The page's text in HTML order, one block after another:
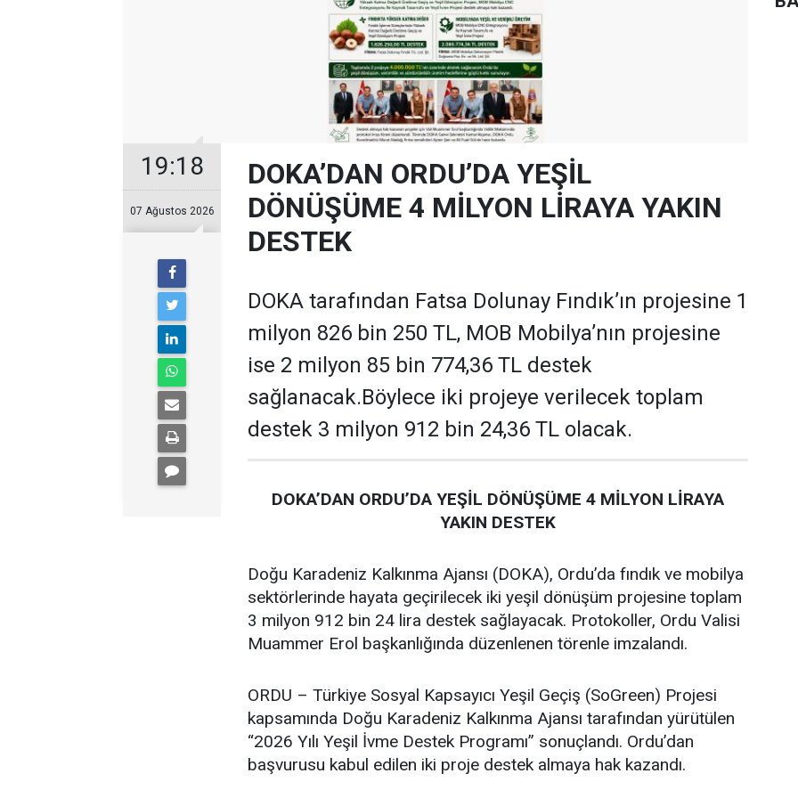
19:18
07 Ağustos 2026
DOKA’DAN ORDU’DA YEŞİL
DÖNÜŞÜME 4 MİLYON LİRAYA YAKIN
DESTEK
DOKA tarafından Fatsa Dolunay Fındık’ın projesine 1
milyon 826 bin 250 TL, MOB Mobilya’nın projesine
ise 2 milyon 85 bin 774,36 TL destek
sağlanacak.Böylece iki projeye verilecek toplam
destek 3 milyon 912 bin 24,36 TL olacak.
DOKA’DAN ORDU’DA YEŞİL DÖNÜŞÜME 4 MİLYON LİRAYA
YAKIN DESTEK
Doğu Karadeniz Kalkınma Ajansı (DOKA), Ordu’da fındık ve mobilya
sektörlerinde hayata geçirilecek iki yeşil dönüşüm projesine toplam
3 milyon 912 bin 24 lira destek sağlayacak. Protokoller, Ordu Valisi
Muammer Erol başkanlığında düzenlenen törenle imzalandı.
ORDU – Türkiye Sosyal Kapsayıcı Yeşil Geçiş (SoGreen) Projesi
kapsamında Doğu Karadeniz Kalkınma Ajansı tarafından yürütülen
“2026 Yılı Yeşil İvme Destek Programı” sonuçlandı. Ordu’dan
başvurusu kabul edilen iki proje destek almaya hak kazandı.